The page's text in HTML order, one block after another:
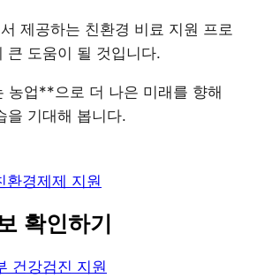
제공하는 친환경 비료 지원 프로
큰 도움이 될 것입니다.
농업**으로 더 나은 미래를 향해
을 기대해 봅니다.
확인하기
건강검진 지원